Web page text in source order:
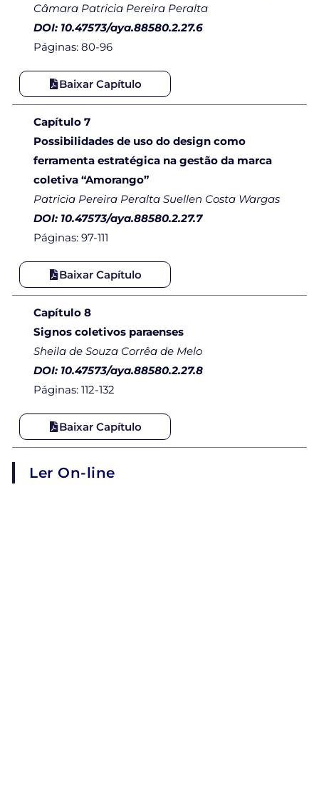
Câmara Patricia Pereira Peralta
DOI: 10.47573/aya.88580.2.27.6
Páginas: 80-96
Baixar Capítulo
Capítulo 7
Possibilidades de uso do design como
ferramenta estratégica na gestão da marca
coletiva “Amorango”
Patricia Pereira Peralta Suellen Costa Wargas
DOI: 10.47573/aya.88580.2.27.7
Páginas: 97-111
Baixar Capítulo
Capítulo 8
Signos coletivos paraenses
Sheila de Souza Corrêa de Melo
DOI: 10.47573/aya.88580.2.27.8
Páginas: 112-132
Baixar Capítulo
Ler On-line